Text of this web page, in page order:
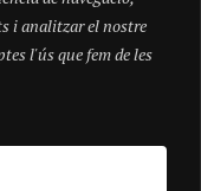
i analitzar el nostre
l'ús que fem de les